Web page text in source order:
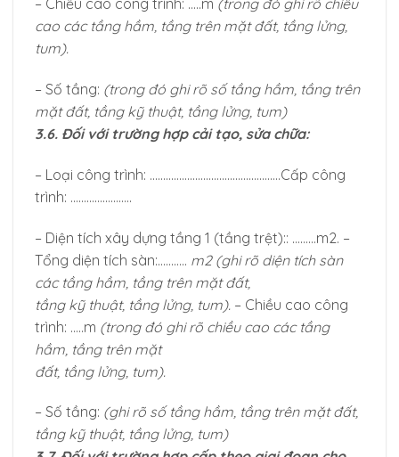
– Chiều cao công trình: …..m (trong đó ghi rõ chiều
cao các tầng hầm, tầng trên mặt đất, tầng lửng,
tum).
– Số tầng: (trong đó ghi rõ số tầng hầm, tầng trên
mặt đất, tầng kỹ thuật, tầng lửng, tum)
3.6. Đối với trường hợp cải tạo, sửa chữa:
– Loại công trình: ………………………………………….Cấp công
trình: …………………..
– Diện tích xây dựng tầng 1 (tầng trệt):: ………m2. –
Tổng diện tích sàn:……….. m2 (ghi rõ diện tích sàn
các tầng hầm, tầng trên mặt đất,
tầng kỹ thuật, tầng lửng, tum). – Chiều cao công
trình: …..m (trong đó ghi rõ chiều cao các tầng
hầm, tầng trên mặt
đất, tầng lửng, tum).
– Số tầng: (ghi rõ số tầng hầm, tầng trên mặt đất,
tầng kỹ thuật, tầng lửng, tum)